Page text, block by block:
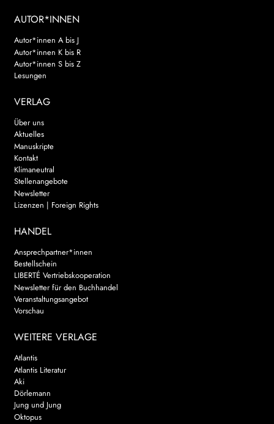
AUTOR*INNEN
Autor*innen A bis J
Autor*innen K bis R
Autor*innen S bis Z
Lesungen
VERLAG
Über uns
Aktuelles
Manuskripte
Kontakt
Klimaneutral
Stellenangebote
Newsletter
Lizenzen | Foreign Rights
HANDEL
Ansprechpartner*innen
Bestellschein
LIBERTÉ Vertriebskooperation
Newsletter für den Buchhandel
Veranstaltungsangebot
Vorschau
WEITERE VERLAGE
Atlantis
Atlantis Literatur
Aki
Dörlemann
Jung und Jung
Oktopus